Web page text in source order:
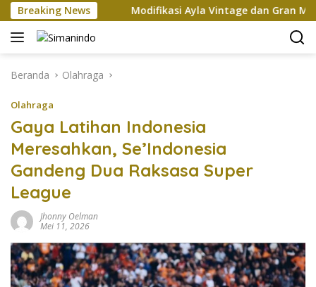
Langsung
ke
konten
Breaking News
Jinping Modifikasi Ayla Vintage dan Gran Max
Beranda Olahraga
Olahraga
Gaya Latihan Indonesia
Meresahkan, Se’Indonesia
Gandeng Dua Raksasa Super
League
Jhonny Oelman
Mei 11, 2026